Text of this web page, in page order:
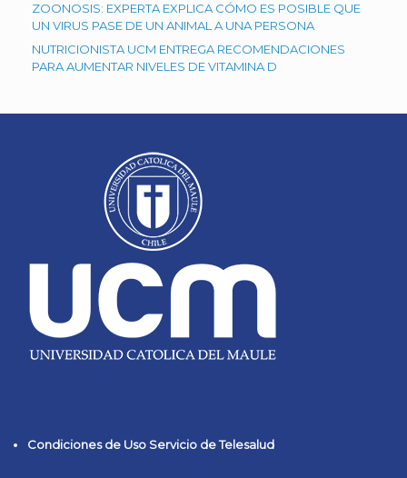
ZOONOSIS: EXPERTA EXPLICA CÓMO ES POSIBLE QUE
UN VIRUS PASE DE UN ANIMAL A UNA PERSONA
NUTRICIONISTA UCM ENTREGA RECOMENDACIONES
PARA AUMENTAR NIVELES DE VITAMINA D
Condiciones de Uso Servicio de Telesalud